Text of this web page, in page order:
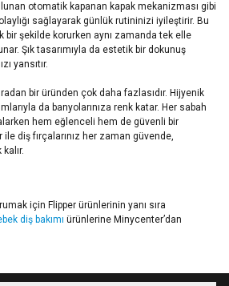
otomatik kapanan kapak mekanizması gibi
sağlayarak günlük rutininizi iyileştirir. Bu
bir şekilde korurken aynı zamanda tek elle
Şık tasarımıyla da estetik bir dokunuş
yansıtır.
bir üründen çok daha fazlasıdır. Hijyenik
da banyolarınıza renk katar. Her sabah
hem eğlenceli hem de güvenli bir
ile diş fırçalarınız her zaman güvende,
için Flipper ürünlerinin yanı sıra
diş bakımı ürünlerine Minycenter’dan